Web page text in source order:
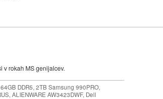
v rokah MS genijalcev.
DDR5, 2TB Samsung 990PRO,
ALIENWARE AW3423DWF, Dell